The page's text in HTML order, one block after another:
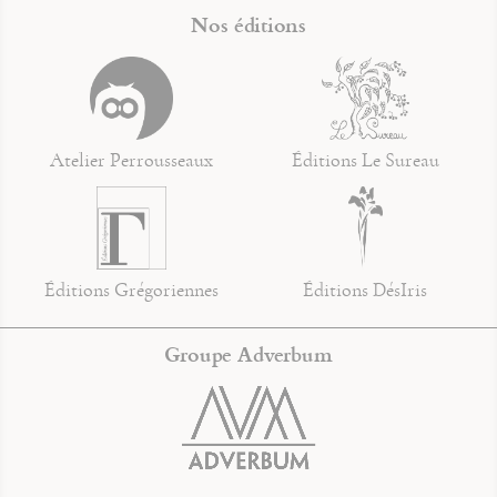
Nos éditions
Atelier Perrousseaux Éditions Le Sureau
Éditions Grégoriennes Éditions DésIris
Groupe Adverbum